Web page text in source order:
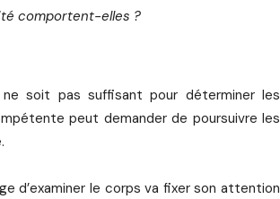
comportent-elles ?
ne soit pas suffisant pour déterminer les
peut demander de poursuivre les
d’examiner le corps va fixer son attention